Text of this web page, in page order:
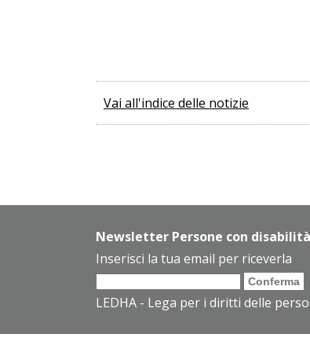
Vai all'indice delle notizie
Newsletter Persone con disabilità
Inserisci la tua email per riceverla
LEDHA - Lega per i diritti delle